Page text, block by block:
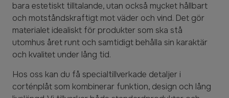
bara estetiskt tilltalande, utan också mycket hållbart
och motståndskraftigt mot väder och vind. Det gör
materialet idealiskt för produkter som ska stå
utomhus året runt och samtidigt behålla sin karaktär
och kvalitet under lång tid.
Hos oss kan du få specialtillverkade detaljer i
corténplåt som kombinerar funktion, design och lång